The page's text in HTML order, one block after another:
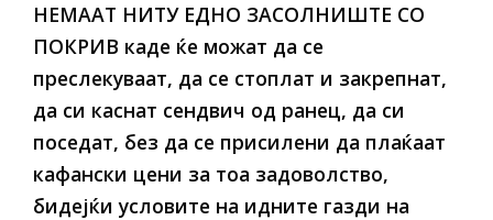
НЕМААТ НИТУ ЕДНО ЗАСОЛНИШТЕ СО
ПОКРИВ каде ќе можат да се
преслекуваат, да се стоплат и закрепнат,
да си каснат сендвич од ранец, да си
поседат, без да се присилени да плаќаат
кафански цени за тоа задоволство,
бидејќи условите на идните газди на